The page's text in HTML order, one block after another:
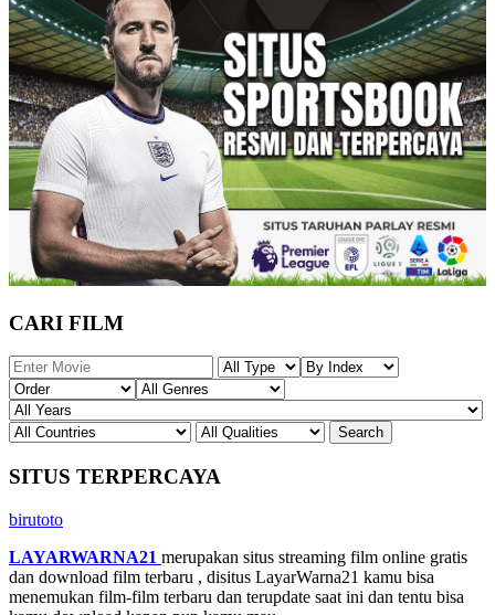
CARI FILM
SITUS TERPERCAYA
birutoto
LAYARWARNA21 merupakan situs streaming film online gratis
dan download film terbaru , disitus LayarWarna21 kamu bisa
menemukan film-film terbaru dan terupdate saat ini dan tentu bisa